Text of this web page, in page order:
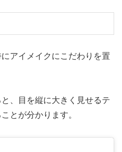
アイメイクにこだわりを置
、目を縦に大きく見せるテ
とが分かります。